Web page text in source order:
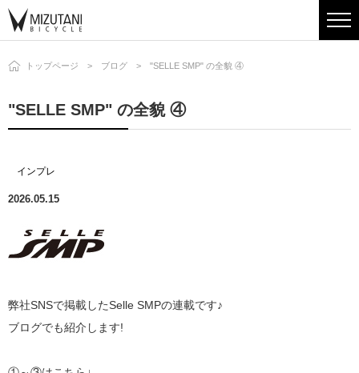
トップページ ブログ "SELLE SMP" の全貌 ④
"SELLE SMP" の全貌 ④
インプレ
2026.05.15
弊社SNSで掲載したSelle SMPの連載です♪
ブログでも紹介します!